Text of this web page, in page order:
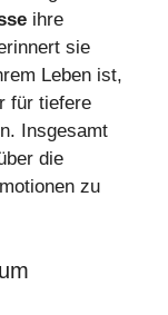
ihre
sie
Leben ist,
für tiefere
Insgesamt
die
zu